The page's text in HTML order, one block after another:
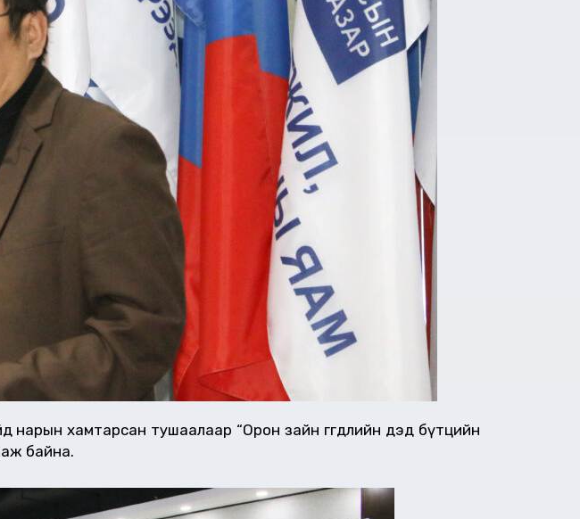
нарын хамтарсан тушаалаар “Орон зайн өгөгдлийн дэд бүтцийн
байна.